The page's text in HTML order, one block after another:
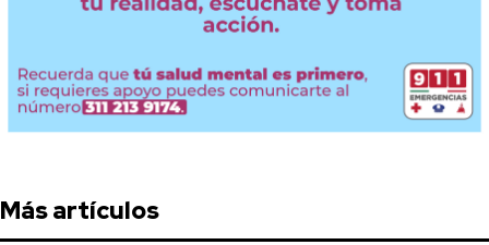
Más artículos